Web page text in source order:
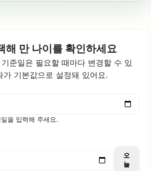
해 만 나이를 확인하세요
준일은 필요할 때마다 변경할 수 있
가 기본값으로 설정돼 있어요.
을 입력해 주세요.
오
늘